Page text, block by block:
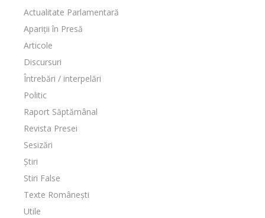
Actualitate Parlamentară
Apariții în Presă
Articole
Discursuri
Întrebări / interpelări
Politic
Raport Săptămânal
Revista Presei
Sesizări
Știri
Stiri False
Texte Românești
Utile